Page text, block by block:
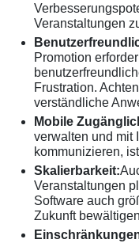
Veranstaltungen
Promotion
Frustration.
verständliche
Mobile
verwalten und mit
kommunizieren,
Skalierbarkeit:
Veranstaltungen
Software auch
Zukunft